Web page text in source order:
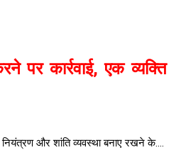
पर कार्रवाई, एक व्यक्ति
और शांति व्यवस्था बनाए रखने के....